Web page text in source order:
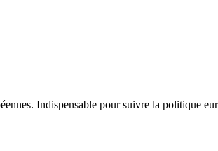
Indispensable pour suivre la politique